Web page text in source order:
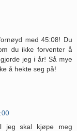
med 45:08! Du
du ikke forventer å
jeg i år! Så mye
å hekte seg på!
jeg skal kjøpe meg